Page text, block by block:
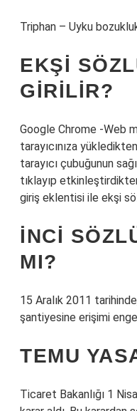
Triphan – Uyku
EKŞI
GIRILIR?
Google Chrome -Web
tarayıcınıza
tarayıcı çubuğunun
tıklayıp
giriş eklentisi ile ekşi
İNCI
MI?
15 Aralık 2011
şantiyesine erişimi
TEMU
Ticaret Bakanlığı 1